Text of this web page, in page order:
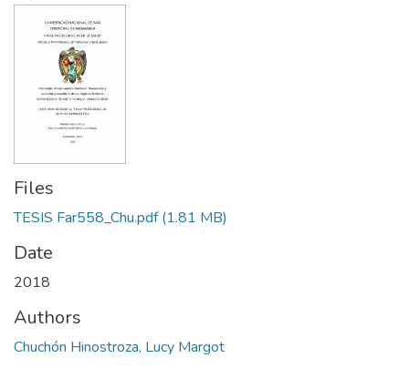
Files
TESIS Far558_Chu.pdf(1.81 MB)
Date
2018
Authors
Chuchón Hinostroza, Lucy Margot